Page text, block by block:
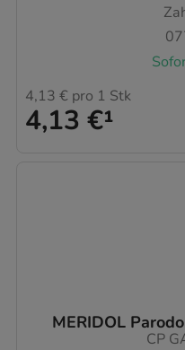
4,13 €¹
4,13 € pro 1 Stk
MERIDOL
CP